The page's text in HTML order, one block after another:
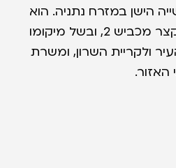
הישן במזרח נתניה. הוא
נמצא במרחק נסיעה קצר מכביש 2, ובשל מיקומו
ולקריית השרון, ומשרת
האזור.